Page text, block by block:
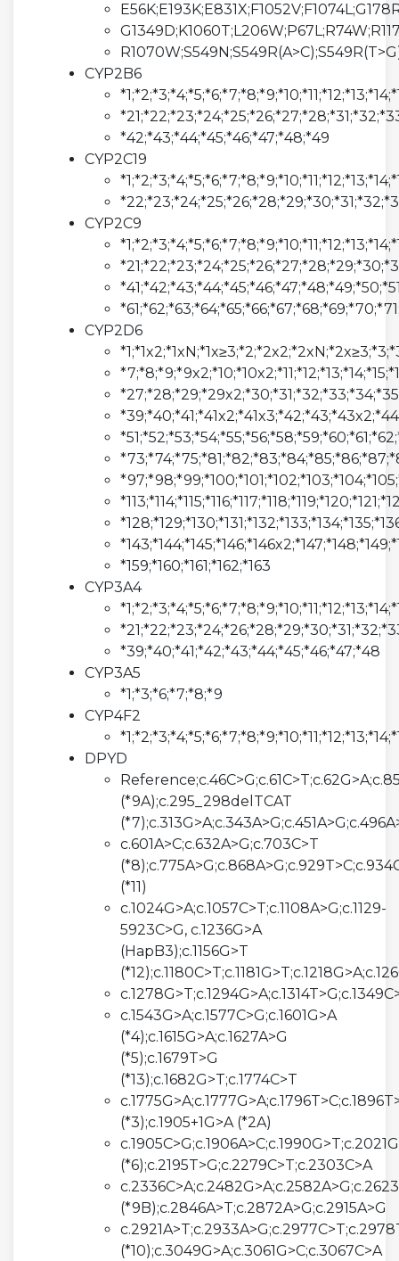
CYP2B6
*42;*43;*44;*45;*46;*47;*48;*49
CYP2C19
CYP2C9
CYP2D6
*159;*160;*161;*162;*163
CYP3A4
*39;*40;*41;*42;*43;*44;*45;*46;*47;*48
CYP3A5
*1;*3;*6;*7;*8;*9
CYP4F2
DPYD
(*9A);c.295_298delTCAT
c.601A>C;c.632A>G;c.703C>T
(*11)
c.1024G>A;c.1057C>T;c.1108A>G;c.1129-
5923C>G, c.1236G>A
(HapB3);c.1156G>T
c.1543G>A;c.1577C>G;c.1601G>A
(*4);c.1615G>A;c.1627A>G
(*5);c.1679T>G
(*13);c.1682G>T;c.1774C>T
(*3);c.1905+1G>A (*2A)
(*6);c.2195T>G;c.2279C>T;c.2303C>A
(*9B);c.2846A>T;c.2872A>G;c.2915A>G
(*10);c.3049G>A;c.3061G>C;c.3067C>A